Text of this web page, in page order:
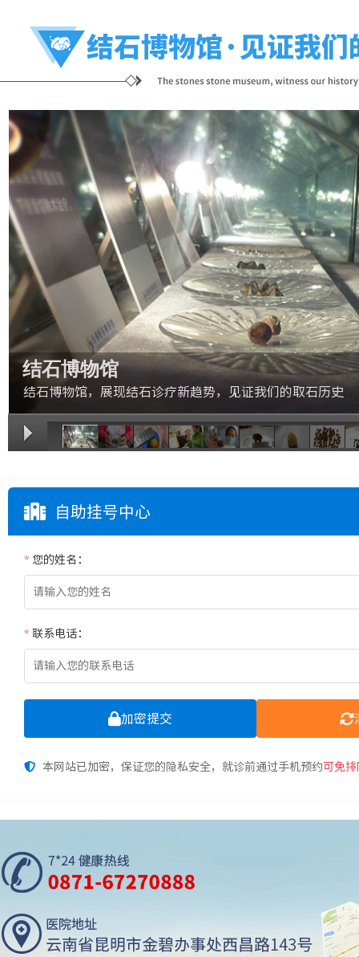
结石博物馆
结石博物馆，展现结石诊疗新趋势，见证我们的取石历史
1/11
自助挂号中心
* 您的姓名：
* 联系电话：
加密提交
本网站已加密，保证您的隐私安全，就诊前通过手机预约 可免